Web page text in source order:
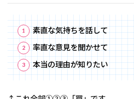
素直な気持ちを話して
率直な意見を聞かせて
本当の理由が知りたい